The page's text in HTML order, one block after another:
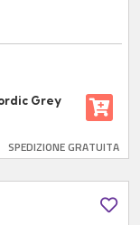
Grey
SPEDIZIONE GRATUITA